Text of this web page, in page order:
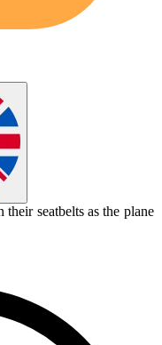
their seatbelts as the plane